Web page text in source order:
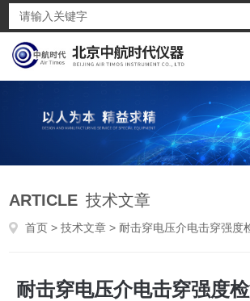
ARTICLE 技术文章
首页 >技术文章 > 耐击穿电压介电击穿强度检
耐击穿电压介电击穿强度